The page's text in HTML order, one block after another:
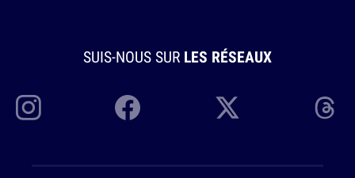
SUIS-NOUS SUR LES RÉSEAUX